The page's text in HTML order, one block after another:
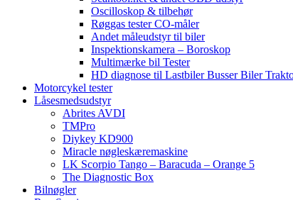
Oscilloskop & tilbehør
Røggas tester CO-måler
Andet måleudstyr til biler
Inspektionskamera – Boroskop
Multimærke bil Tester
HD diagnose til Lastbiler Busser Biler
Motorcykel tester
Låsesmedsudstyr
Abrites AVDI
TMPro
Diykey KD900
Miracle nøgleskæremaskine
LK Scorpio Tango – Baracuda – Orange 5
The Diagnostic Box
Bilnøgler